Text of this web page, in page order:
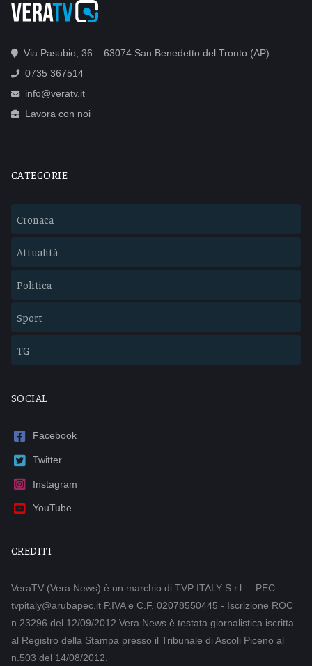
Via Pasubio, 36 – 63074 San Benedetto del Tronto (AP)
0735 367514
info@veratv.it
Lavora con noi
CATEGORIE
Cronaca
Attualità
Politica
Sport
TG
SOCIAL
Facebook
Twitter
Instagram
YouTube
CREDITI
VeraTV (Vera News) è un marchio di TVP ITALY S.r.l. – PEC:
tvpitaly@arubapec.it P.IVA e C.F. 02078550445 - Iscrizione ROC
n.23296 del 12/09/2012 Vera News è testata giornalistica iscritta
al Registro della Stampa presso il Tribunale di Ascoli Piceno al
n.503 del 14/08/2012.